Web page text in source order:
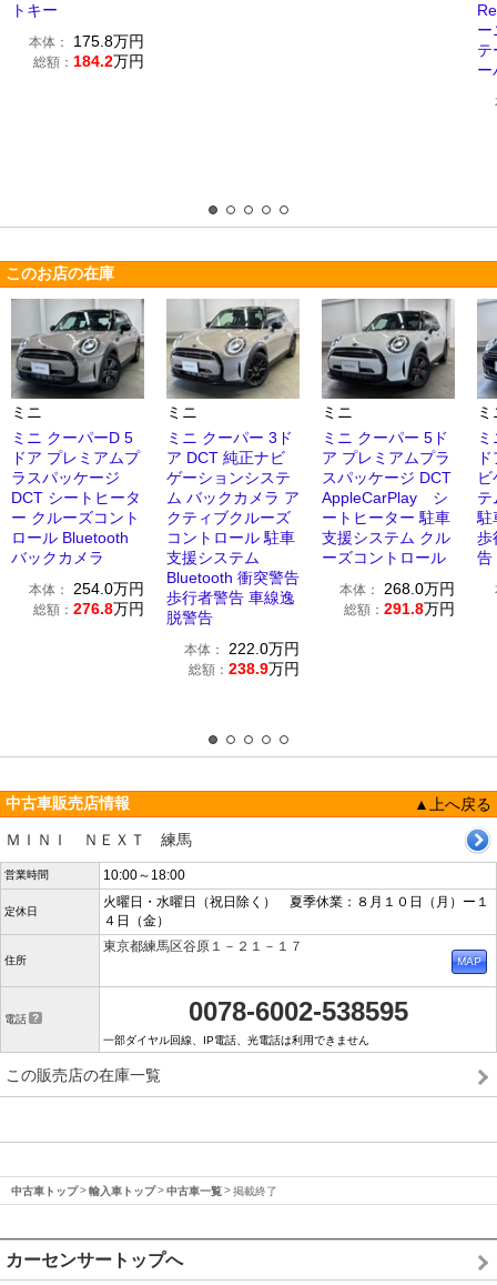
トキー
本体： 175.8万円
総額： 184.2万円
ー
テ
ー
このお店の在庫
ミニ
ミニ クーパーD 5
ドア プレミアムプ
ラスパッケージ
DCT シートヒータ
ー クルーズコント
ロール Bluetooth
バックカメラ
本体： 254.0万円
総額： 276.8万円
ミニ
ミニ クーパー 3ド
ア DCT 純正ナビ
ゲーションシステ
ム バックカメラ ア
クティブクルーズ
コントロール 駐車
支援システム
Bluetooth 衝突警告
歩行者警告 車線逸
脱警告
本体： 222.0万円
総額： 238.9万円
ミニ
ミニ クーパー 5ド
ア プレミアムプラ
スパッケージ DCT
AppleCarPlay シ
ートヒーター 駐車
支援システム クル
ーズコントロール
本体： 268.0万円
総額： 291.8万円
テ
駐
歩
告
中古車販売店情報
▲上へ戻る
ＭＩＮＩ ＮＥＸＴ 練馬
営業時間 10:00～18:00
定休日
火曜日・水曜日（祝日除く） 夏季休業：８月１０日（月）ー１
４日（金）
住所
東京都練馬区谷原１－２１－１７
電話 0078-6002-538595
一部ダイヤル回線、IP電話、光電話は利用できません
この販売店の在庫一覧
中古車トップ 輸入車トップ 中古車一覧 掲載終了
カーセンサートップへ